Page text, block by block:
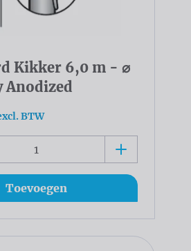
Kikker 6,0 m - ⌀
Anodized
BTW
Toevoegen